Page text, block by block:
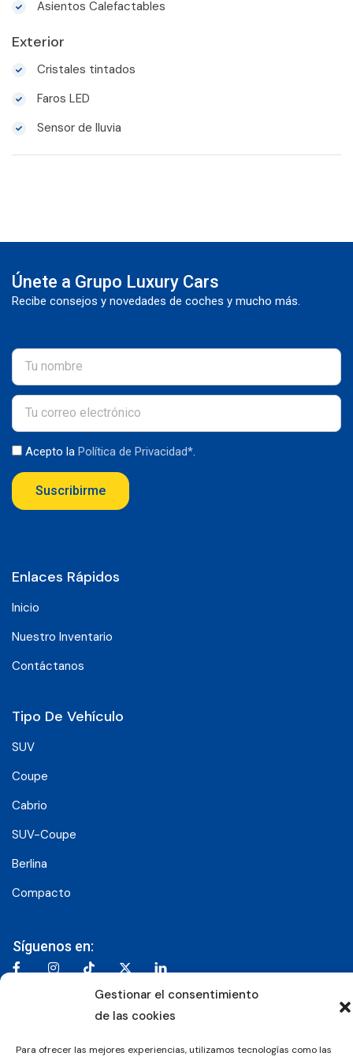
Gestionar el consentimiento
de las cookies
Para ofrecer las mejores experiencias, utilizamos tecnologías como las
Asientos Calefactables
Exterior
Cristales tintados
Faros LED
Sensor de lluvia
Únete a Grupo Luxury Cars
Recibe consejos y novedades de coches y mucho más.
Acepto la Política de Privacidad*.
Suscribirme
Enlaces Rápidos
Inicio
Nuestro Inventario
Contáctanos
Tipo De Vehículo
SUV
Coupe
Cabrio
SUV-Coupe
Berlina
Compacto
Síguenos en:
© 2026 Grupo Luxury Cars. Todos los derechos